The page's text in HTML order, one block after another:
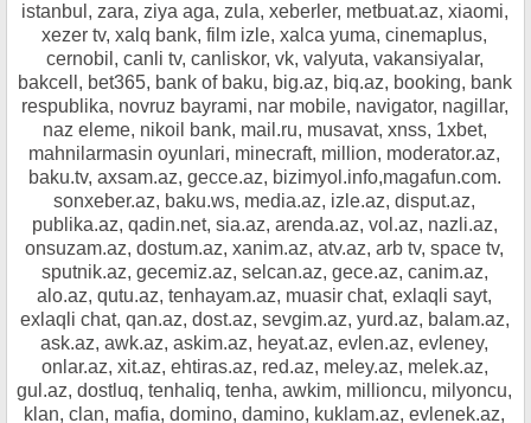
istanbul, zara, ziya aga, zula, xeberler, metbuat.az, xiaomi,
xezer tv, xalq bank, film izle, xalca yuma, cinemaplus,
cernobil, canli tv, canliskor, vk, valyuta, vakansiyalar,
bakcell, bet365, bank of baku, big.az, biq.az, booking, bank
respublika, novruz bayrami, nar mobile, navigator, nagillar,
naz eleme, nikoil bank, mail.ru, musavat, xnss, 1xbet,
mahnilarmasin oyunlari, minecraft, million, moderator.az,
baku.tv, axsam.az, gecce.az, bizimyol.info,magafun.com.
sonxeber.az, baku.ws, media.az, izle.az, disput.az,
publika.az, qadin.net, sia.az, arenda.az, vol.az, nazli.az,
onsuzam.az, dostum.az, xanim.az, atv.az, arb tv, space tv,
sputnik.az, gecemiz.az, selcan.az, gece.az, canim.az,
alo.az, qutu.az, tenhayam.az, muasir chat, exlaqli sayt,
exlaqli chat, qan.az, dost.az, sevgim.az, yurd.az, balam.az,
ask.az, awk.az, askim.az, heyat.az, evlen.az, evleney,
onlar.az, xit.az, ehtiras.az, red.az, meley.az, melek.az,
gul.az, dostluq, tenhaliq, tenha, awkim, millioncu, milyoncu,
klan, clan, mafia, domino, damino, kuklam.az, evlenek.az,